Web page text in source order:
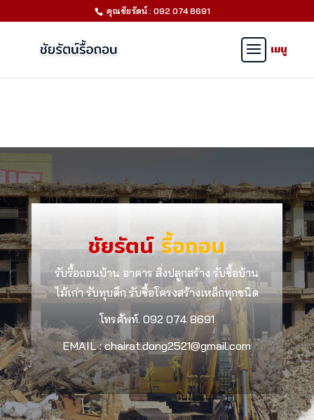
คุณชัยรัตน์ : 092 074 8691
ชัยรัตน์รื้อถอน
รับรื้อถอนบ้าน อาคาร สิ่งปลูกสร้าง รับซื้อบ้าน
ไม้เก่า รับทุบตึก รับซื้อโครงสร้างเหล็กทุกชนิด
โทรศัพท์. 092 074 8691
EMAIL : chairat.dong2521@gmail.com